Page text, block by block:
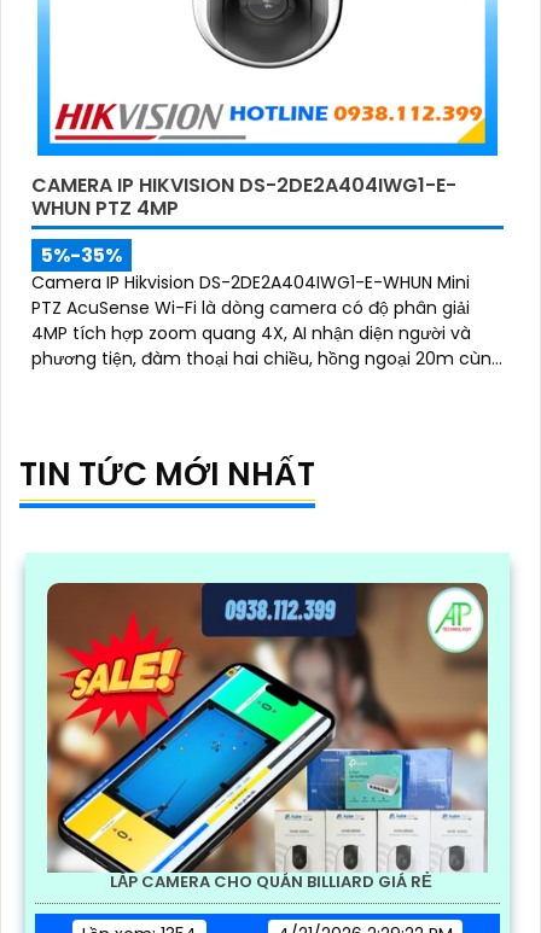
CAMERA IP HIKVISION DS-2DE2A404IWG1-E-
WHUN PTZ 4MP
5%-35%
Camera IP Hikvision DS-2DE2A404IWG1-E-WHUN Mini
PTZ AcuSense Wi-Fi là dòng camera có độ phân giải
4MP tích hợp zoom quang 4X, AI nhận diện người và
phương tiện, đàm thoại hai chiều, hồng ngoại 20m cùng
TIN TỨC MỚI NHẤT
LẮP CAMERA CHO QUÁN BILLIARD GIÁ RẺ